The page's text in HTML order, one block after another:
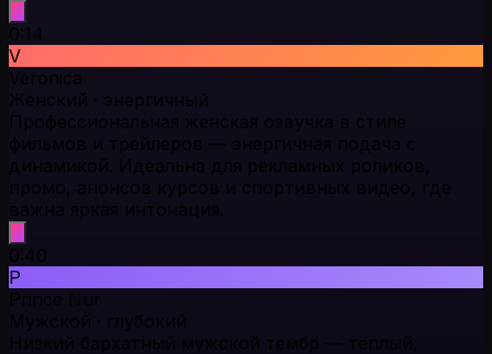
0:14
V
Veronica
Женский · энергичный
Профессиональная женская озвучка в стиле
фильмов и трейлеров — энергичная подача с
динамикой. Идеальна для рекламных роликов,
промо, анонсов курсов и спортивных видео, где
важна яркая интонация.
0:40
P